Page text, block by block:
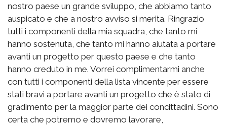
nostro paese un grande sviluppo, che abbiamo tanto
auspicato e che a nostro avviso si merita. Ringrazio
tutti i componenti della mia squadra, che tanto mi
hanno sostenuta, che tanto mi hanno aiutata a portare
avanti un progetto per questo paese e che tanto
hanno creduto in me. Vorrei complimentarmi anche
con tutti i componenti della lista vincente per essere
stati bravi a portare avanti un progetto che è stato di
gradimento per la maggior parte dei concittadini. Sono
certa che potremo e dovremo lavorare,